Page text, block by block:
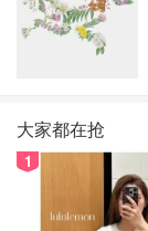
大家都在抢
1